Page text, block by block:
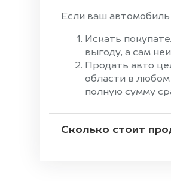
Если ваш
Искать
выгоду, а сам
Продать авто
области в
полную сумму
Сколько стоит